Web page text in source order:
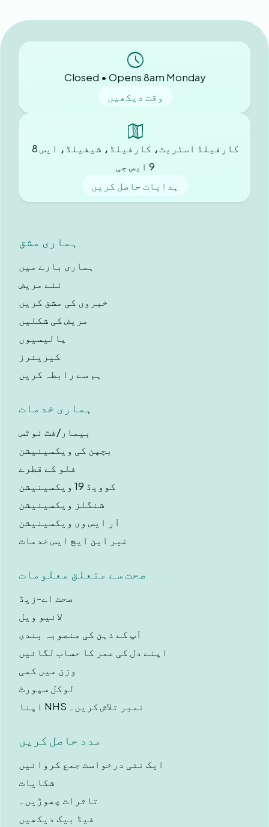
Closed • Opens 8am Monday
وقت دیکھیں
کارفیلڈ اسٹریٹ، کارفیلڈ، شیفیلڈ، ایس 8
9 ایس جی
ہدایات حاصل کریں
ہماری مشق
ہماری بارے ميں
نئے مریض
خبروں کی مشق کریں
مریض کی شکلیں
پالیسیوں
کیریئرز
ہم سے رابطہ کریں
ہماری خدمات
بیمار/فٹ نوٹس
بچپن کی ویکسینیشن
فلو کے قطرے
کوویڈ 19 ویکسینیشن
شنگلز ویکسینیشن
آر ایس وی ویکسینیشن
غیر این ایچ ایس خدمات
صحت سے متعلق معلومات
صحت اے-زیڈ
لائیو ویل
آپ کے ذہن کی منصوبہ بندی
اپنے دل کی عمر کا حساب لگائیں
وزن میں کمی
لوکل سپورٹ
اپنا NHS نمبر تلاش کریں۔
مدد حاصل کریں
ایک نئی درخواست جمع کروائیں
شکایات
تاثرات چھوڑیں۔
فیڈ بیک دیکھیں